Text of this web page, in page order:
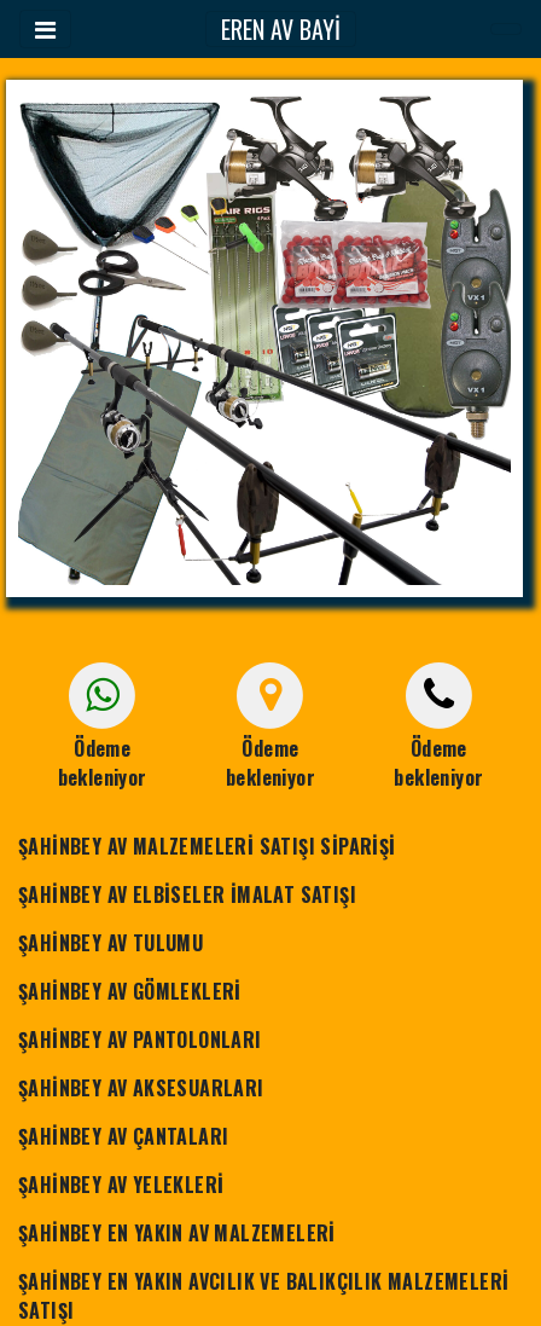
EREN AV BAYİ
Ödeme
bekleniyor
Ödeme
bekleniyor
Ödeme
bekleniyor
ŞAHİNBEY AV MALZEMELERİ SATIŞI SİPARİŞİ
ŞAHİNBEY AV ELBİSELER İMALAT SATIŞI
ŞAHİNBEY AV TULUMU
ŞAHİNBEY AV GÖMLEKLERİ
ŞAHİNBEY AV PANTOLONLARI
ŞAHİNBEY AV AKSESUARLARI
ŞAHİNBEY AV ÇANTALARI
ŞAHİNBEY AV YELEKLERİ
ŞAHİNBEY EN YAKIN AV MALZEMELERİ
ŞAHİNBEY EN YAKIN AVCILIK VE BALIKÇILIK MALZEMELERİ
SATIŞI